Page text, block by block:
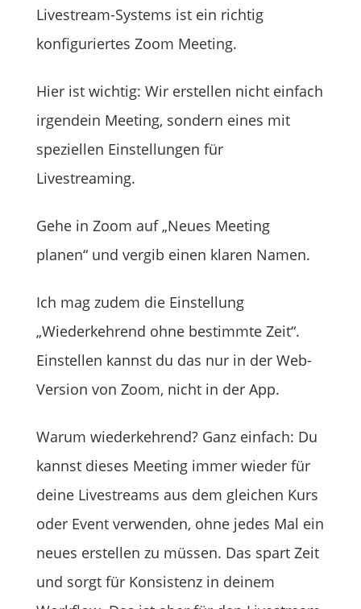
Livestream-Systems ist ein richtig
konfiguriertes Zoom Meeting.
Hier ist wichtig: Wir erstellen nicht einfach
irgendein Meeting, sondern eines mit
speziellen Einstellungen für
Livestreaming.
Gehe in Zoom auf „Neues Meeting
planen“ und vergib einen klaren Namen.
Ich mag zudem die Einstellung
„Wiederkehrend ohne bestimmte Zeit“.
Einstellen kannst du das nur in der Web-
Version von Zoom, nicht in der App.
Warum wiederkehrend? Ganz einfach: Du
kannst dieses Meeting immer wieder für
deine Livestreams aus dem gleichen Kurs
oder Event verwenden, ohne jedes Mal ein
neues erstellen zu müssen. Das spart Zeit
und sorgt für Konsistenz in deinem